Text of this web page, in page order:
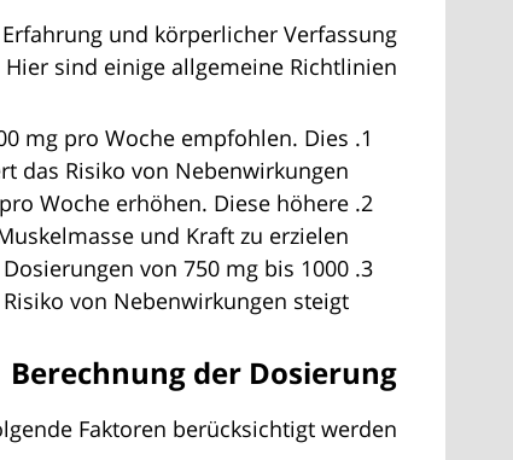
und körperlicher Verfassung
sind einige allgemeine Richtlinien:
mg pro Woche empfohlen. Dies
das Risiko von Nebenwirkungen.
Woche erhöhen. Diese höhere
und Kraft zu erzielen.
von 750 mg bis 1000
von Nebenwirkungen steigt.
Berechnung der Dosierung
Faktoren berücksichtigt werden: